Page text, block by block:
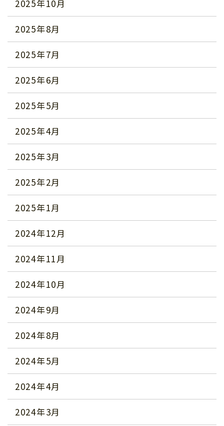
2025年10月
2025年8月
2025年7月
2025年6月
2025年5月
2025年4月
2025年3月
2025年2月
2025年1月
2024年12月
2024年11月
2024年10月
2024年9月
2024年8月
2024年5月
2024年4月
2024年3月